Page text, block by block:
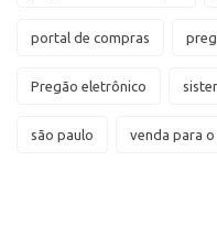
portal de compras
Pregão eletrônico
são paulo venda para